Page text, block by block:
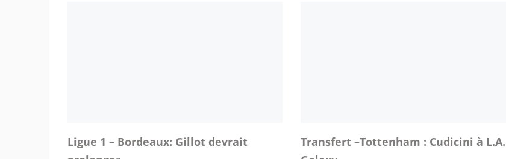
Ligue 1 – Bordeaux: Gillot devrait
Transfert –Tottenham : Cudicini à L.A.